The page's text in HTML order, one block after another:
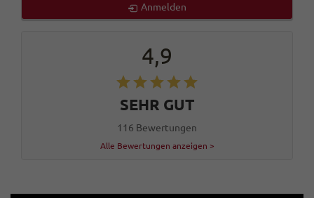
Anmelden
4,9
SEHR GUT
116 Bewertungen
Alle Bewertungen anzeigen >